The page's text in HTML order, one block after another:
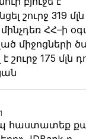
շուրջ 319 մլն
ՀՀ–ի
միջոցների
շուրջ 175 մլն
հաստատեք